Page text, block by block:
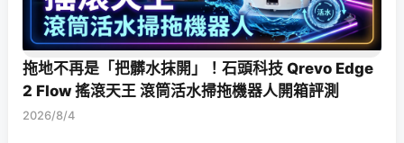
拖地不再是「把髒水抹開」！石頭科技 Qrevo Edge
2 Flow 搖滾天王 滾筒活水掃拖機器人開箱評測
2026/8/4